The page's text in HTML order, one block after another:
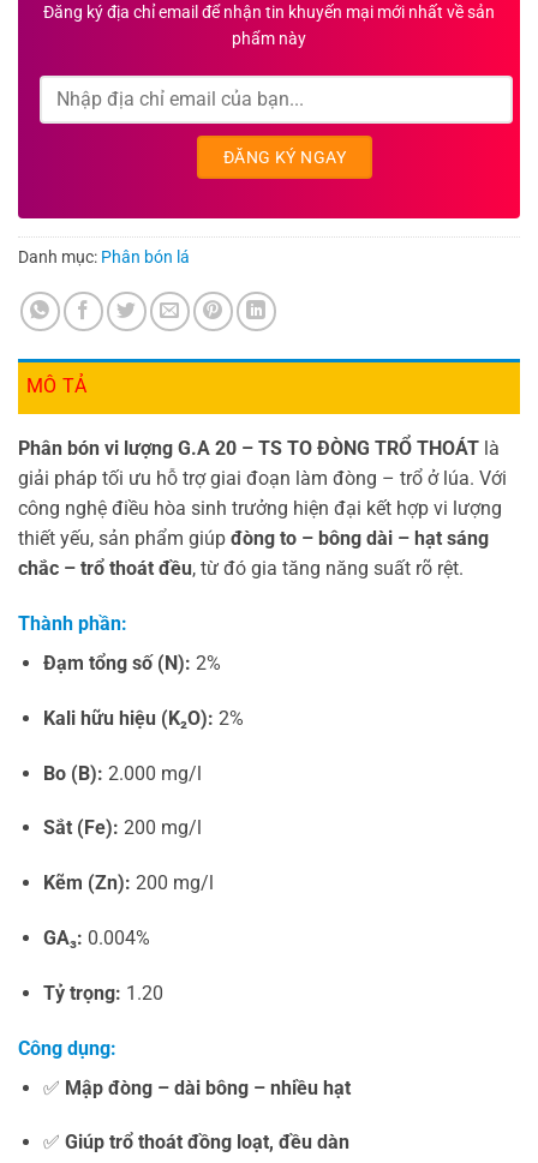
Đăng ký địa chỉ email để nhận tin khuyến mại mới nhất về sản
phẩm này
Danh mục: Phân bón lá
MÔ TẢ
Phân bón vi lượng G.A 20 – TS TO ĐÒNG TRỔ THOÁT là
giải pháp tối ưu hỗ trợ giai đoạn làm đòng – trổ ở lúa. Với
công nghệ điều hòa sinh trưởng hiện đại kết hợp vi lượng
thiết yếu, sản phẩm giúp đòng to – bông dài – hạt sáng
chắc – trổ thoát đều, từ đó gia tăng năng suất rõ rệt.
Thành phần:
Đạm tổng số (N): 2%
Kali hữu hiệu (K₂O): 2%
Bo (B): 2.000 mg/l
Sắt (Fe): 200 mg/l
Kẽm (Zn): 200 mg/l
GA₃: 0.004%
Tỷ trọng: 1.20
Công dụng:
✅ Mập đòng – dài bông – nhiều hạt
✅ Giúp trổ thoát đồng loạt, đều dàn